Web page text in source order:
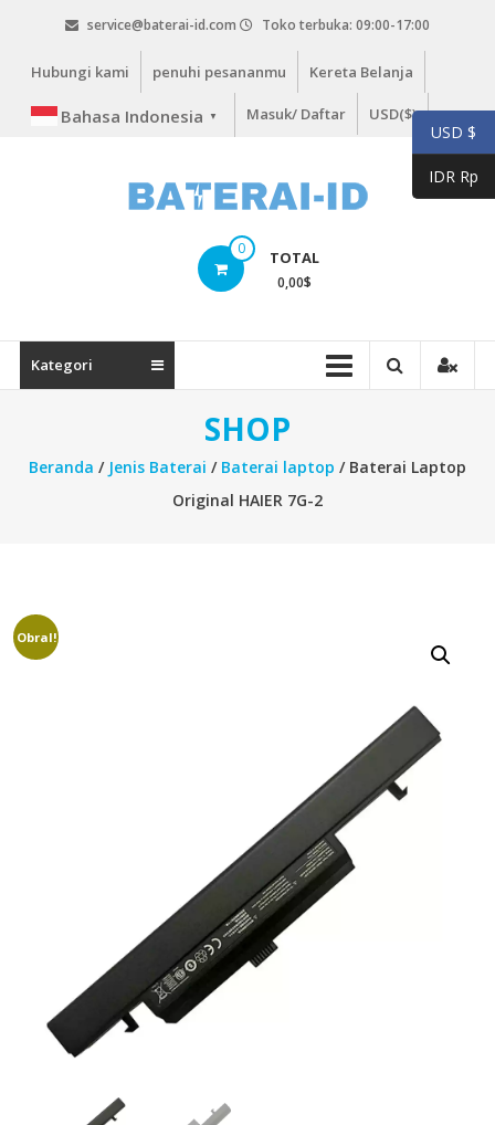
service@baterai-id.com Toko terbuka: 09:00-17:00
Hubungi kami penuhi pesananmu Kereta Belanja
Bahasa Indonesia ▼ Masuk/ Daftar USD($)
id.com
0 TOTAL
0,00$
Kategori
SHOP
Beranda / Jenis Baterai / Baterai laptop / Baterai Laptop
Original HAIER 7G-2
Obral!
USD $
IDR Rp